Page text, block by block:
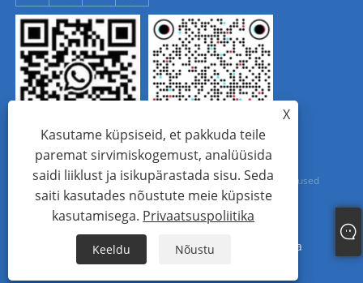
WhatsApp Tik Tok
Autoriõigus © 2024 Beijing Zetron Technology Co., Ltd. Kõik õigused
kaitstud.
Sitemap RSS XML Privaatsuspoliitika
X
Kasutame küpsiseid, et pakkuda teile
paremat sirvimiskogemust, analüüsida
saidi liiklust ja isikupärastada sisu. Seda
saiti kasutades nõustute meie küpsiste
kasutamisega. Privaatsuspoliitika
Keeldu Nõustu